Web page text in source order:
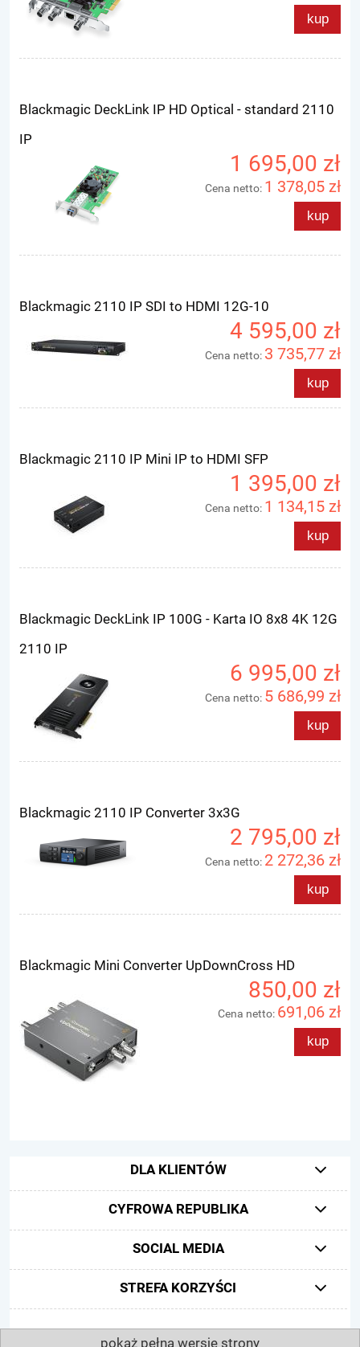
kup
Blackmagic DeckLink IP HD Optical - standard 2110
IP
1 695,00 zł
Cena netto: 1 378,05 zł
kup
Blackmagic 2110 IP SDI to HDMI 12G-10
4 595,00 zł
Cena netto: 3 735,77 zł
kup
Blackmagic 2110 IP Mini IP to HDMI SFP
1 395,00 zł
Cena netto: 1 134,15 zł
kup
Blackmagic DeckLink IP 100G - Karta IO 8x8 4K 12G
2110 IP
6 995,00 zł
Cena netto: 5 686,99 zł
kup
Blackmagic 2110 IP Converter 3x3G
2 795,00 zł
Cena netto: 2 272,36 zł
kup
Blackmagic Mini Converter UpDownCross HD
850,00 zł
Cena netto: 691,06 zł
kup
DLA KLIENTÓW
CYFROWA REPUBLIKA
SOCIAL MEDIA
STREFA KORZYŚCI
pokaż pełną wersję strony